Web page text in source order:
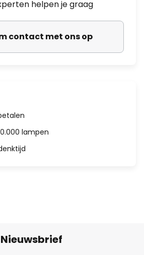
helpen je graag
contact met ons op
lampen
Nieuwsbrief